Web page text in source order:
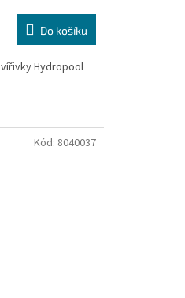
Do košíku
Hydropool
Kód: 8040037